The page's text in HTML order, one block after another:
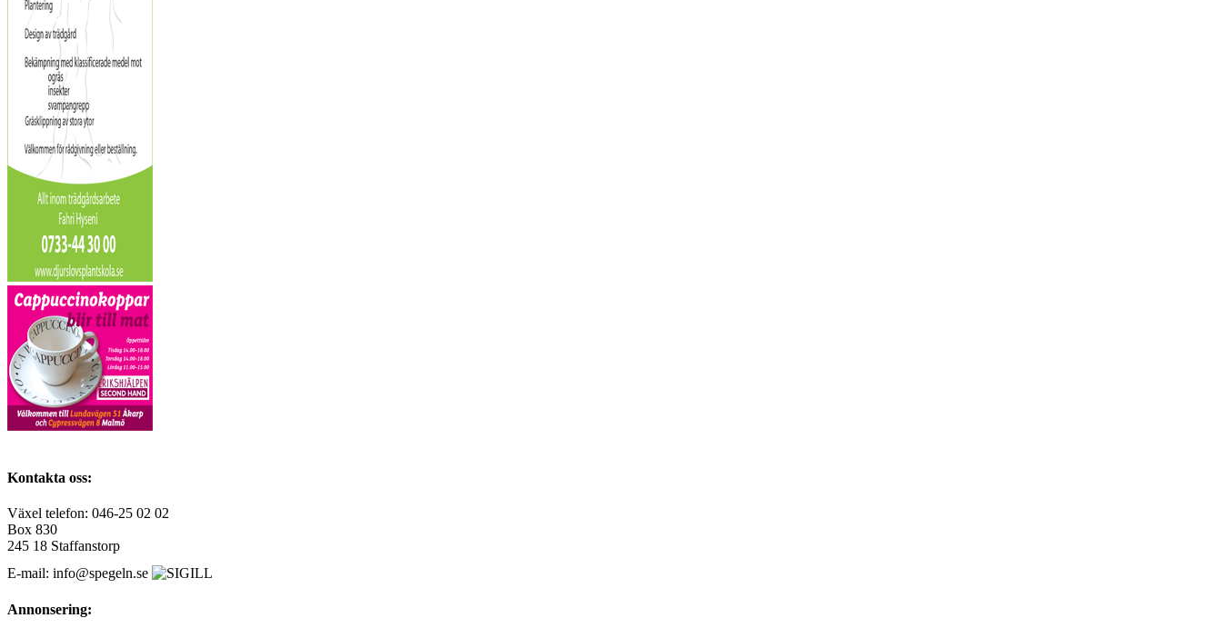
Kontakta oss:
Växel telefon: 046-25 02 02
Box 830
245 18 Staffanstorp
E-mail: info@spegeln.se
Annonsering: